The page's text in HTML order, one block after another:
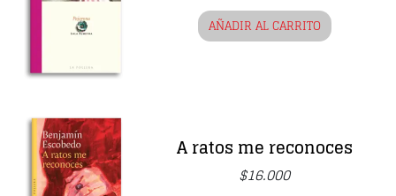
AÑADIR AL CARRITO
A ratos me reconoces
$16.000